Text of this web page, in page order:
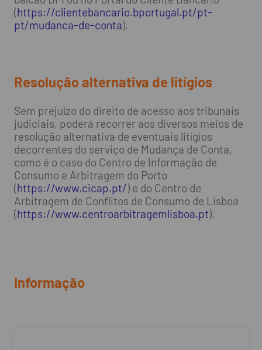
(https://clientebancario.bportugal.pt/pt-
pt/mudanca-de-conta).
Resolução alternativa de litígios
Sem prejuízo do direito de acesso aos tribunais
judiciais, poderá recorrer aos diversos meios de
resolução alternativa de eventuais litígios
decorrentes do serviço de Mudança de Conta,
como é o caso do Centro de Informação de
Consumo e Arbitragem do Porto
(https://www.cicap.pt/) e do Centro de
Arbitragem de Conflitos de Consumo de Lisboa
(https://www.centroarbitragemlisboa.pt).
Informação